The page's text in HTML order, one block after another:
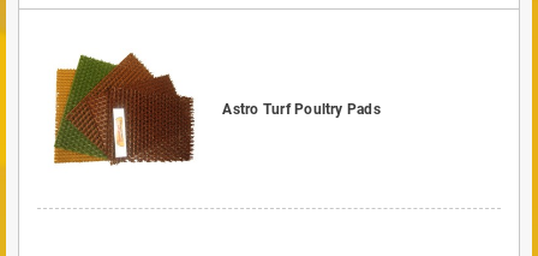
Astro Turf Poultry Pads